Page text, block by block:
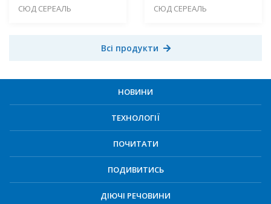
СЮД СЕРЕАЛЬ СЮД СЕРЕАЛЬ
Всі продукти
НОВИНИ
ТЕХНОЛОГІЇ
ПОЧИТАТИ
ПОДИВИТИСЬ
ДІЮЧІ РЕЧОВИНИ